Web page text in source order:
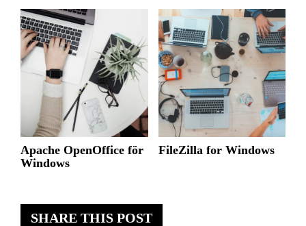
SHARE THIS POST
Apache OpenOffice för
Windows
FileZilla for Windows